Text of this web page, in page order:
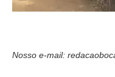
Nosso e-mail: